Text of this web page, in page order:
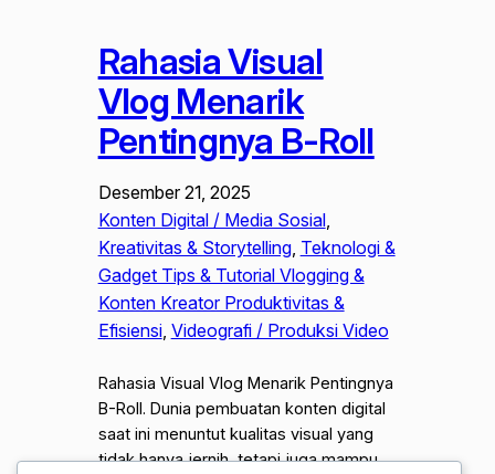
Rahasia Visual
Vlog Menarik
Pentingnya B-Roll
Desember 21, 2025
Konten Digital / Media Sosial
Kreativitas & Storytelling, Teknologi &
Gadget Tips & Tutorial Vlogging &
Konten Kreator Produktivitas &
Efisiensi, Videografi / Produksi Video
Rahasia Visual Vlog Menarik Pentingnya
B-Roll. Dunia pembuatan konten digital
saat ini menuntut kualitas visual yang
tidak hanya jernih, tetapi juga mampu